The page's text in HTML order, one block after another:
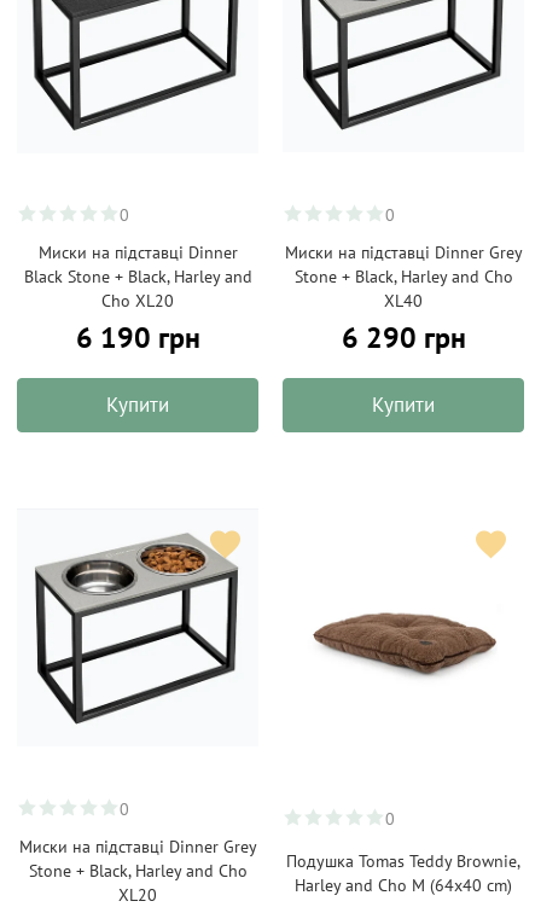
0
Миски на підставці Dinner
Black Stone + Black, Harley and
Cho XL20
6 190 грн
Купити
0
Миски на підставці Dinner Grey
Stone + Black, Harley and Cho
XL40
6 290 грн
Купити
0
Миски на підставці Dinner Grey
Stone + Black, Harley and Cho
XL20
0
Подушка Tomas Teddy Brownie,
Harley and Cho M (64x40 cm)